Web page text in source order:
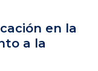
en la
a la